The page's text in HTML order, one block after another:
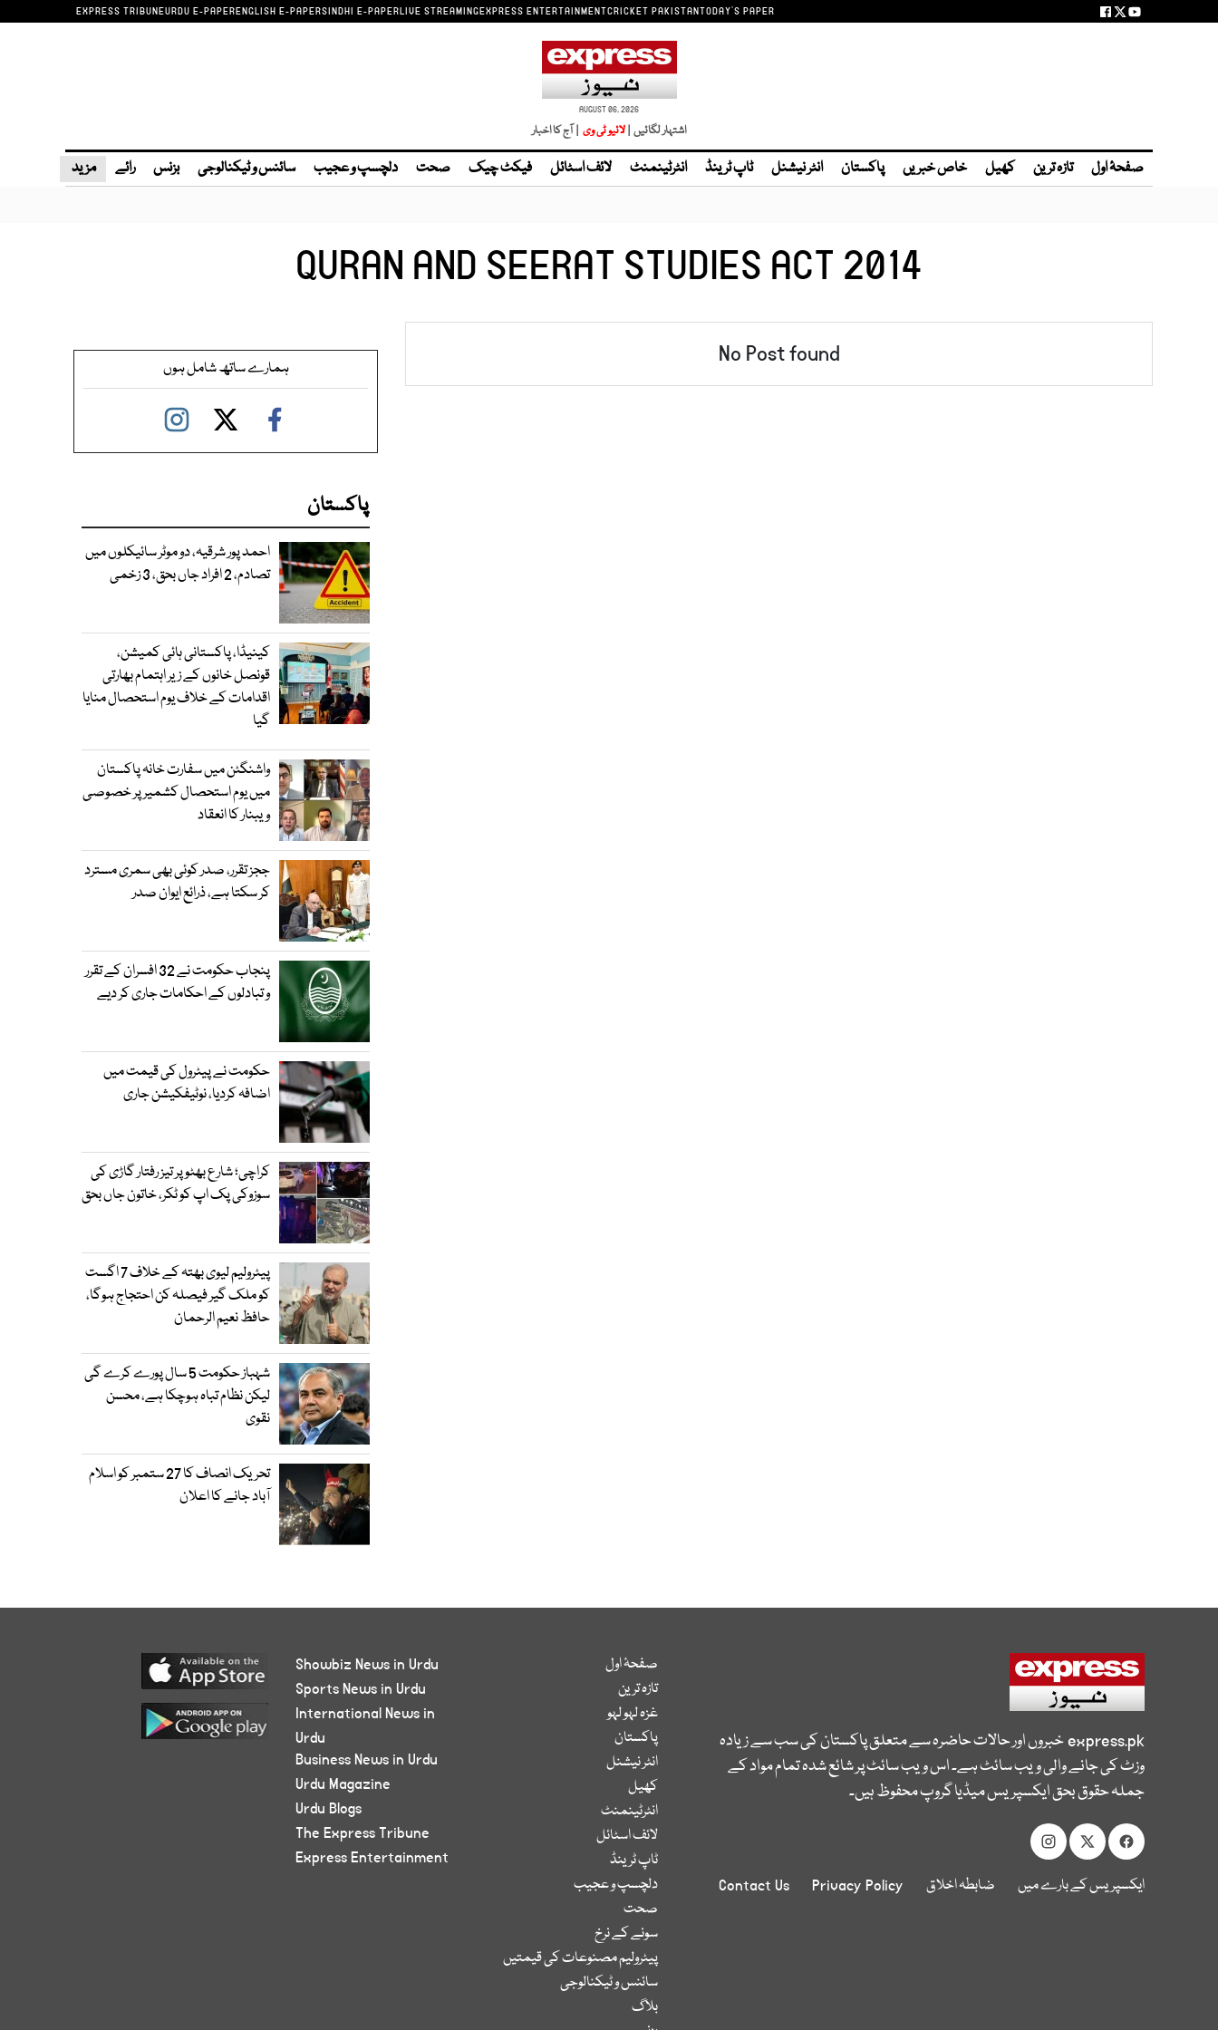
EXPRESS TRIBUNEURDU E-PAPERENGLISH E-PAPERSINDHI E-PAPERLIVE STREAMINGEXPRESS ENTERTAINMENTCRICKET PAKISTANTODAY'S PAPER
AUGUST 06, 2026
اشتہار لگائیں | | آج کا اخبار
صفحۂ اول تازہ ترین کھیل خاص خبریں پاکستان انٹر نیشنل ٹاپ ٹرینڈ انٹرٹینمنٹ لائف اسٹائل فیکٹ چیک صحت دلچسپ و عجیب سائنس و ٹیکنالوجی بزنس رائے مزید
QURAN AND SEERAT STUDIES ACT 2014
No Post found ہمارے ساتھ شامل ہوں
پاکستان
احمد پور شرقیہ، دو موٹر سائیکلوں میں
تصادم، 2 افراد جاں بحق، 3 زخمی
کینیڈا، پاکستانی ہائی کمیشن،
قونصل خانوں کے زیر اہتمام بھارتی
اقدامات کے خلاف یوم استحصال منایا
گیا
واشنگٹن میں سفارت خانہ پاکستان
میں یوم استحصال کشمیر پر خصوصی
ویبنار کا انعقاد
ججز تقرر، صدر کوئی بھی سمری مسترد
کر سکتا ہے، ذرائع ایوان صدر
پنجاب حکومت نے 32 افسران کے تقرر
و تبادلوں کے احکامات جاری کر دیے
حکومت نے پیٹرول کی قیمت میں
اضافہ کردیا، نوٹیفکیشن جاری
کراچی؛ شارع بھٹو پر تیز رفتار گاڑی کی
سوزوکی پک اپ کو ٹکر، خاتون جاں بحق
پیٹرولیم لیوی بھتہ کے خلاف 7 اگست
کو ملک گیر فیصلہ کن احتجاج ہوگا،
حافظ نعیم الرحمان
شہباز حکومت 5 سال پورے کرے گی
لیکن نظام تباہ ہوچکا ہے، محسن
نقوی
تحریک انصاف کا 27 ستمبر کو اسلام
آباد جانے کا اعلان
express.pkخبروں اور حالات حاضرہ سے متعلق پاکستان کی سب سے زیادہ
وزٹ کی جانے والی ویب سائٹ ہے۔ اس ویب سائٹ پر شائع شدہ تمام مواد کے
جملہ حقوق بحق ایکسپریس میڈیا گروپ محفوظ ہیں۔
ایکسپریس کے بارے میں ضابطہ اخلاق Privacy Policy
Contact Us
صفحۂ اول
تازہ ترین
غزہ لہو لہو
پاکستان
انٹر نیشنل
کھیل
انٹرٹینمنٹ
لائف اسٹائل
ٹاپ ٹرینڈ
دلچسپ و عجیب
صحت
سونے کے نرخ
پیٹرولیم مصنوعات کی قیمتیں
سائنس و ٹیکنالوجی
بلاگ
Showbiz News in Urdu
Sports News in Urdu
International News in
Urdu
Business News in Urdu
Urdu Magazine
Urdu Blogs
The Express Tribune
Express Entertainment